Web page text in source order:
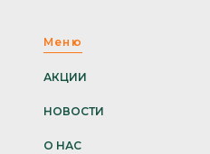
Меню
АКЦИИ
НОВОСТИ
О НАС